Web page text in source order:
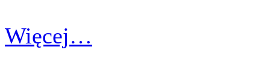
Więcej…